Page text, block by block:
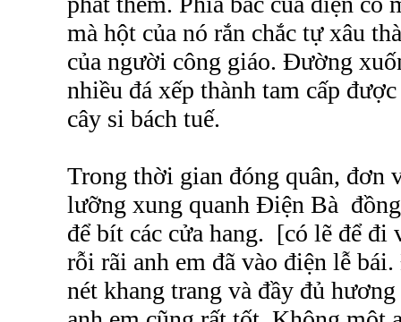
mà hột của nó rắn chắc tự xâu
của người công giáo. Đường
nhiều đá xếp thành tam cấp
cây si bách tuế.
Trong thời gian đóng quân, đơn
lưỡng xung quanh Điện Bà
để bít các cửa hang. [có lẽ để
rỗi rãi anh em đã vào điện lễ
nét khang trang và đầy đủ